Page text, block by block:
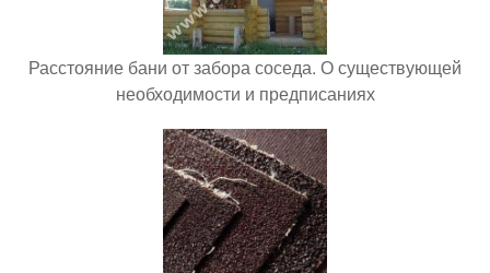
Расстояние бани от забора соседа. О существующей
необходимости и предписаниях